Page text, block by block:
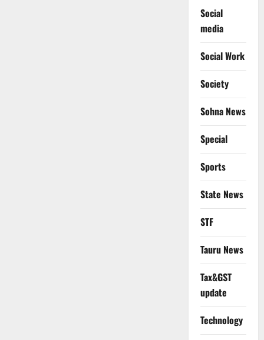
Social
media
Social Work
Society
Sohna News
Special
Sports
State News
STF
Tauru News
Tax&GST
update
Technology